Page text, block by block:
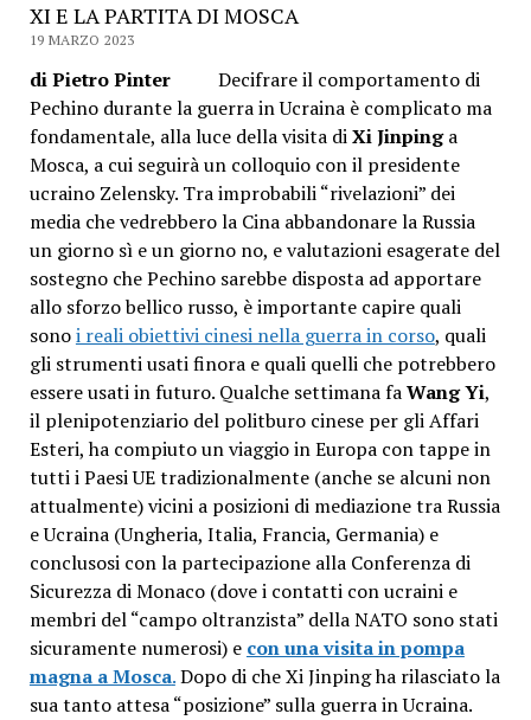
XI E LA PARTITA DI MOSCA
19 MARZO 2023
di Pietro PinterDecifrare il comportamento di
Pechino durante la guerra in Ucraina è complicato ma
fondamentale, alla luce della visita diXi Jinpinga
Mosca, a cui seguirà un colloquio con il presidente
ucraino Zelensky. Tra improbabili “rivelazioni” dei
media che vedrebbero la Cina abbandonare la Russia
un giorno sì e un giorno no, e valutazioni esagerate del
sostegno che Pechino sarebbe disposta ad apportare
allo sforzo bellico russo, è importante capire quali
sonoi reali obiettivi cinesi nella guerra in corso, quali
gli strumenti usati finora e quali quelli che potrebbero
essere usati in futuro. Qualche settimana faWang Yi,
il plenipotenziario del politburo cinese per gli Affari
Esteri, ha compiuto un viaggioin Europa con tappe in
tutti i Paesi UE tradizionalmente (anche se alcuni non
attualmente) vicini a posizioni di mediazione tra Russia
e Ucraina (Ungheria, Italia, Francia, Germania) e
conclusosi con la partecipazione alla Conferenza di
Sicurezza di Monaco (dove i contatti con ucraini e
membri del “campo oltranzista” della NATO sono stati
sicuramente numerosi) e con una visita in pompa
magna a Mosca.Dopo di che Xi Jinping ha rilasciato la
sua tanto attesa “posizione” sulla guerra in Ucraina.